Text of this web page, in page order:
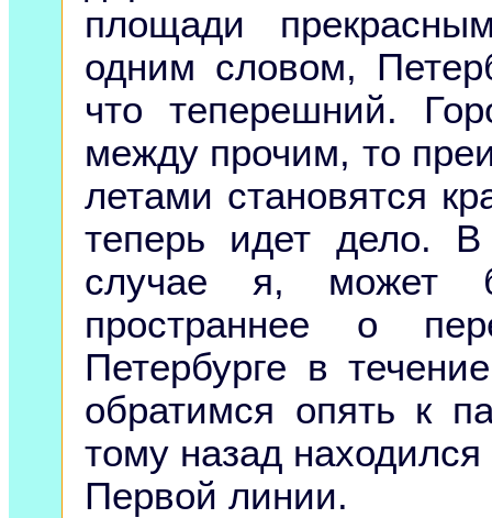
площади
одним словом,
что теперешний.
между прочим, то
летами становятся
теперь идет дело.
случае я, может
пространнее о
Петербурге в
обратимся опять к
тому назад
Первой линии.